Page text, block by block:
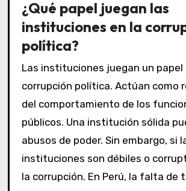
¿Qué papel juegan las
instituciones en la
política?
Las instituciones juegan un papel
corrupción política. Actúan como
del comportamiento de los
públicos. Una institución sólida
abusos de poder. Sin embargo, si
instituciones son débiles o
la corrupción. En Perú, la falta de